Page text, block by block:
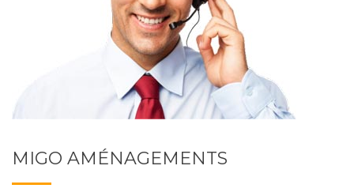
MIGO AMÉNAGEMENTS